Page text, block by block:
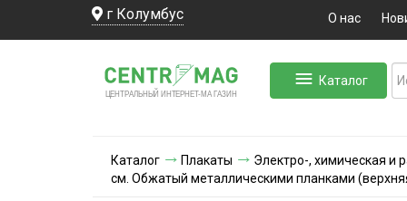
г Колумбус О нас
ЦЕНТРАЛЬНЫЙ ИНТЕРНЕТ-МА ГАЗИН
Каталог
Каталог Плакаты
Электро-, химическая и
см. Обжатый металлическими планками